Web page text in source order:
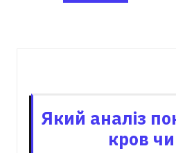
Який аналіз
кров чи